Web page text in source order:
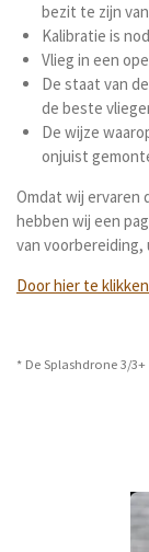
bezit te zijn
Kalibratie is
Vlieg in een
De staat van
de beste
De wijze
onjuist
Omdat wij ervaren
hebben wij een
van
Door hier te
* De Splashdrone 3/